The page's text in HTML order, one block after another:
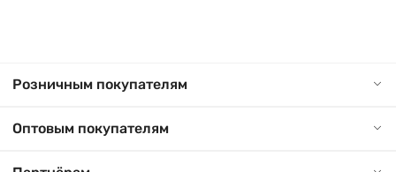
Розничным покупателям
Оптовым покупателям